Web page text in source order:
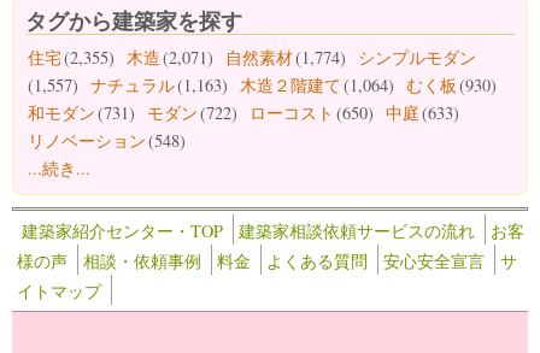
タグから建築家を探す
住宅(2,355) 木造(2,071) 自然素材(1,774)
シンプルモダン
(1,557) ナチュラル(1,163) 木造２階建て(1,064) むく板 (930)
和モダン(731) モダン(722) ローコスト (650) 中庭(633)
リノベーション(548)
...続き...
建築家紹介センター・TOP 建築家相談依頼サービスの流れ
お客
様の声
相談・依頼事例 料金 よくある質問 安心安全宣言
サ
イトマップ